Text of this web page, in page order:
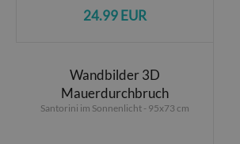
24.99 EUR
Wandbilder 3D
Mauerdurchbruch
Santorini im Sonnenlicht - 95x73 cm